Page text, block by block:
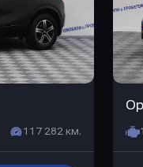
117 282 км.